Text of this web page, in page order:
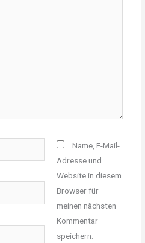
Name, E-Mail-
Adresse und
Website in diesem
Browser für
meinen nächsten
Kommentar
speichern.